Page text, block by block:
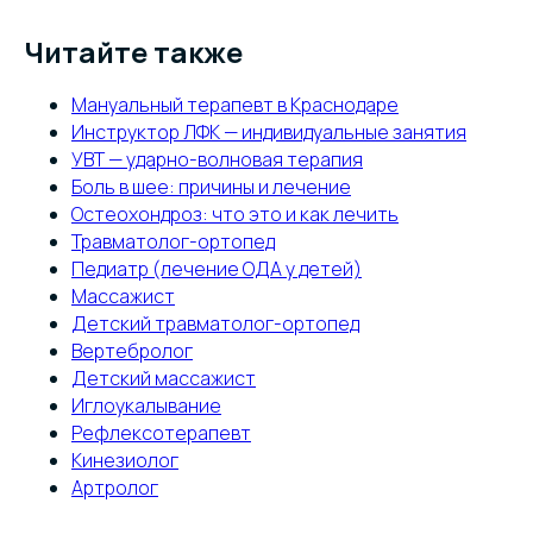
Читайте также
Мануальный терапевт в Краснодаре
Инструктор ЛФК — индивидуальные занятия
УВТ — ударно-волновая терапия
Боль в шее: причины и лечение
Остеохондроз: что это и как лечить
Травматолог-ортопед
Педиатр (лечение ОДА у детей)
Массажист
Детский травматолог-ортопед
Вертебролог
Детский массажист
Иглоукалывание
Рефлексотерапевт
Кинезиолог
Артролог